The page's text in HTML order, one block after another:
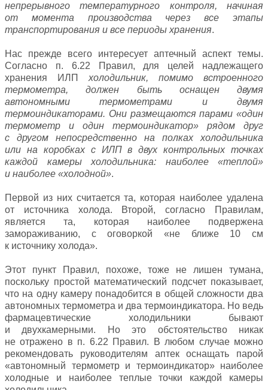
непрерывного температурного контроля, начиная
от момента производства через все этапы
транспортирования и все периоды хранения.
Нас прежде всего интересует аптечный аспект темы.
Согласно п. 6.22 Правил, для целей надлежащего
хранения ИЛПхолодильник, помимо встроенного
термометра, должен быть оснащен двумя
автономными термометрами и двумя
термоиндикаторами. Они размещаются парами «один
термометр и один термоиндикатор» рядом друг
с другом непосредственно на полках холодильника
или на коробках с ИЛП в двух контрольных точках
каждой камеры холодильника: наиболее «теплой»
и наиболее «холодной».
Первой из них считается та, которая наиболее удалена
от источника холода. Второй, согласно Правилам,
является та, которая наиболее подвержена
замораживанию, с оговоркой «не ближе 10 см
к источнику холода».
Этот пункт Правил, похоже, тоже не лишен тумана,
поскольку простой математический подсчет показывает,
что на одну камеру понадобится в общей сложности два
автономных термометра и два термоиндикатора. Но ведь
фармацевтические холодильники бывают
и двухкамерными. Но это обстоятельство никак
не отражено в п. 6.22 Правил. В любом случае можно
рекомендовать руководителям аптек оснащать парой
«автономный термометр и термоиндикатор» наиболее
холодные и наиболее теплые точки каждой камеры